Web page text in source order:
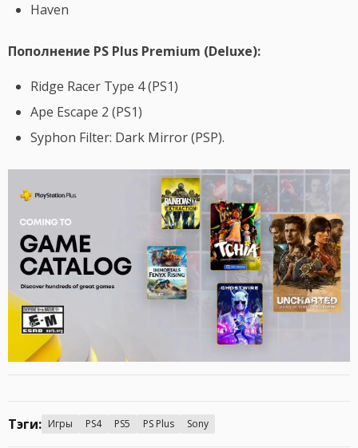
Haven
Пополнение PS Plus Premium (Deluxe):
Ridge Racer Type 4 (PS1)
Ape Escape 2 (PS1)
Syphon Filter: Dark Mirror (PSP).
Тэги: Игры PS4 PS5 PS Plus Sony